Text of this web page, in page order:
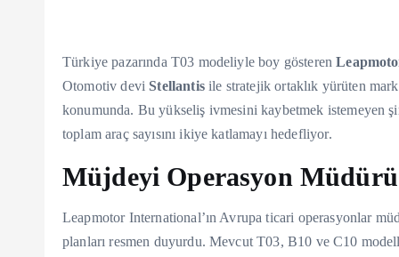
Türkiye pazarında T03 modeliyle boy gösteren
Otomotiv devi Stellantisile stratejik ortaklık yürüten
konumunda. Bu yükseliş ivmesini kaybetmek istemeyen
toplam araç sayısını ikiye katlamayı hedefliyor.
Müjdeyi Operasyon
Leapmotor International’ın Avrupa ticari operasyonlar
planları resmen duyurdu. Mevcut T03, B10 ve C10